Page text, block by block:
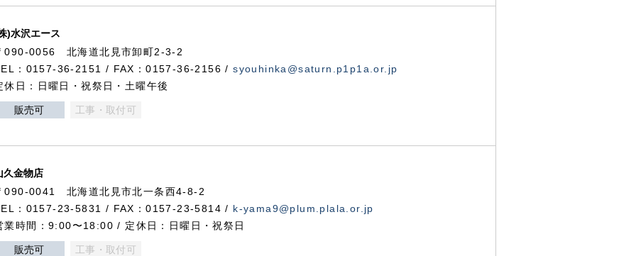
)水沢エース
090-0056 北海道北見市卸町2-3-2
：0157-36-2151 / FAX：0157-36-2156 /syouhinka@saturn.p1p1a.or.jp
休日：日曜日・祝祭日・土曜午後
販売可 工事・取付可
久金物店
090-0041 北海道北見市北一条西4-8-2
：0157-23-5831 / FAX：0157-23-5814 / k-yama9@plum.plala.or.jp
業時間：9:00〜18:00 / 定休日：日曜日・祝祭日
販売可 工事・取付可